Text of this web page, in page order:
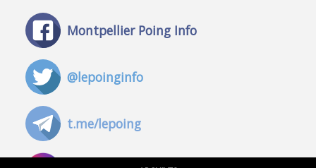
Montpellier Poing Info
@lepoinginfo
t.me/lepoing